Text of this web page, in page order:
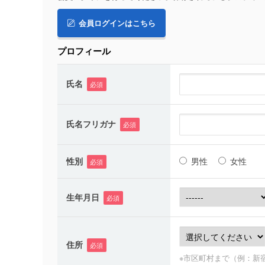
会員ログインはこちら
プロフィール
氏名 必須
氏名フリガナ 必須
性別 必須 男性 女性
生年月日 必須
住所 必須
※市区町村まで（例：新